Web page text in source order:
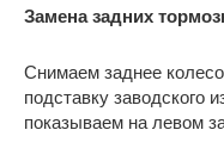
Замена задних
Снимаем заднее
подставку заводского
показываем на левом